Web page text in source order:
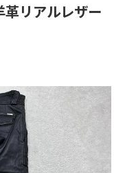
革リアルレザー